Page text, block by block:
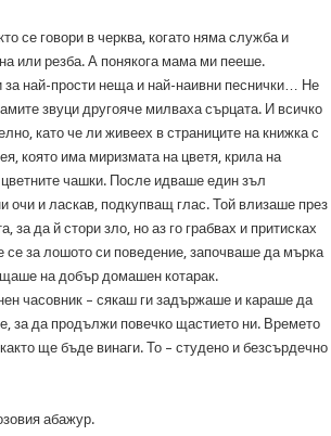
се говори в черква, когато няма служба и
или резба. А понякога мама ми пееше.
най-прости неща и най-наивни песнички… Не
звуци другояче милваха сърцата. И всичко
като че ли живеех в страниците на книжка с
която има миризмата на цветя, крила на
чашки. После идваше един зъл
очи и ласкав, подкупващ глас. Той влизаше през
да й стори зло, но аз го грабвах и притисках
се за лошото си поведение, започваше да мърка
на добър домашен котарак.
часовник – сякаш ги задържаше и караше да
за да продължи повечко щастието ни. Времето
ще бъде винаги. То – студено и безсърдечно
абажур.